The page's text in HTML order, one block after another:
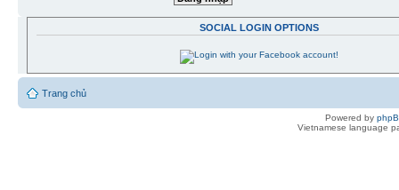
SOCIAL LOGIN OPTIONS
Trang chủ
Powered by
Vietnamese language